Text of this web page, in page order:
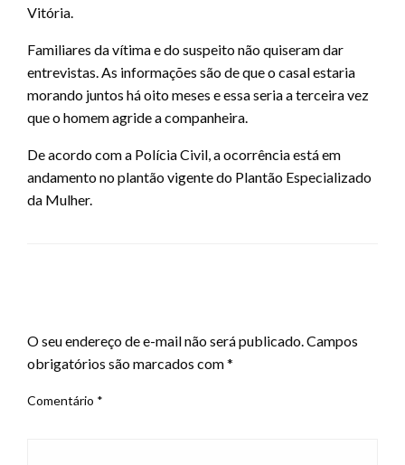
Vitória.
Familiares da vítima e do suspeito não quiseram dar
entrevistas. As informações são de que o casal estaria
morando juntos há oito meses e essa seria a terceira vez
que o homem agride a companheira.
De acordo com a Polícia Civil, a ocorrência está em
andamento no plantão vigente do Plantão Especializado
da Mulher.
O seu endereço de e-mail não será publicado.Campos
obrigatórios são marcados com*
Comentário *